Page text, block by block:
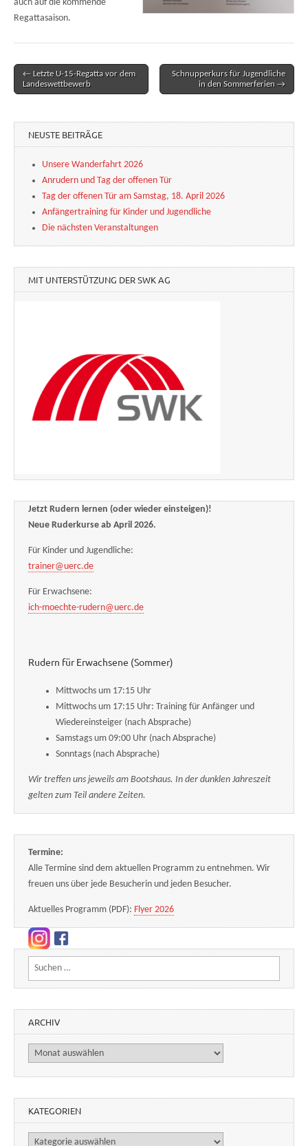
auch auf die kommende
Regattasaison.
Post navigation
← Letzte U-15-Regatta vor dem
Landeswettbewerb
Schnupperkurs für Jugendliche
in den Sommerferien →
NEUSTE BEITRÄGE
Unsere Wanderfahrt 2026
Anrudern und Tag der offenen Tür
Tag der offenen Tür am Samstag, 18. April 2026
Anfängertraining für Kinder und Jugendliche
Die nächsten Veranstaltungen
MIT UNTERSTÜTZUNG DER SWK AG
Jetzt Rudern lernen (oder wieder einsteigen)!
Neue Ruderkurse ab April 2026.
Für Kinder und Jugendliche:
trainer@uerc.de
Für Erwachsene:
ich-moechte-rudern@uerc.de
Rudern für Erwachsene (Sommer)
Mittwochs um 17:15 Uhr
Mittwochs um 17:15 Uhr: Training für Anfänger und
Wiedereinsteiger (nach Absprache)
Samstags um 09:00 Uhr (nach Absprache)
Sonntags (nach Absprache)
Wir treffen uns jeweils am Bootshaus. In der dunklen Jahreszeit
gelten zum Teil andere Zeiten.
Termine:
Alle Termine sind dem aktuellen Programm zu entnehmen. Wir
freuen uns über jede Besucherin und jeden Besucher.
Aktuelles Programm (PDF): Flyer 2026
Suchen nach:
ARCHIV
Archiv
KATEGORIEN
Kategorien